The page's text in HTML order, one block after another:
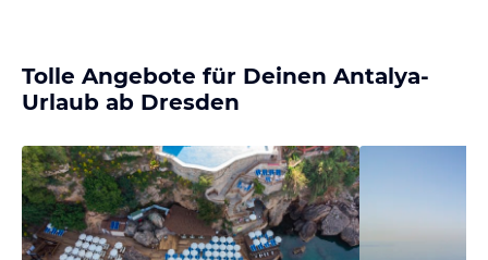
Tolle Angebote für Deinen Antalya-
Urlaub ab Dresden